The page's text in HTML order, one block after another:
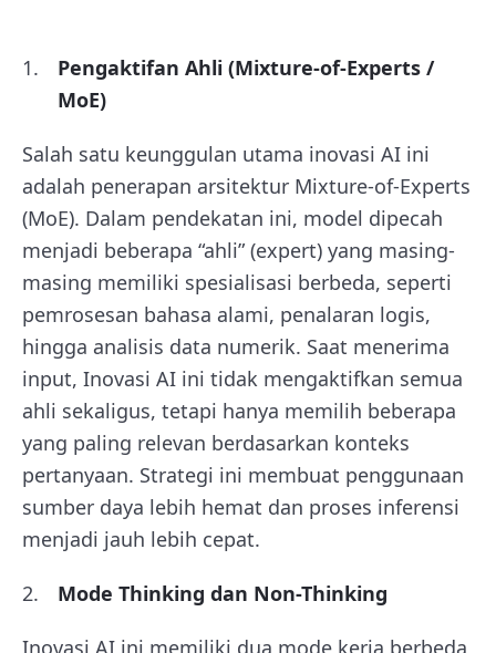
Pengaktifan Ahli (Mixture-of-Experts /
MoE)
Salah satu keunggulan utama inovasi AI ini
adalah penerapan arsitektur Mixture-of-Experts
(MoE). Dalam pendekatan ini, model dipecah
menjadi beberapa “ahli” (expert) yang masing-
masing memiliki spesialisasi berbeda, seperti
pemrosesan bahasa alami, penalaran logis,
hingga analisis data numerik. Saat menerima
input, Inovasi AI ini tidak mengaktifkan semua
ahli sekaligus, tetapi hanya memilih beberapa
yang paling relevan berdasarkan konteks
pertanyaan. Strategi ini membuat penggunaan
sumber daya lebih hemat dan proses inferensi
menjadi jauh lebih cepat.
Mode Thinking dan Non-Thinking
Inovasi AI ini memiliki dua mode kerja berbeda